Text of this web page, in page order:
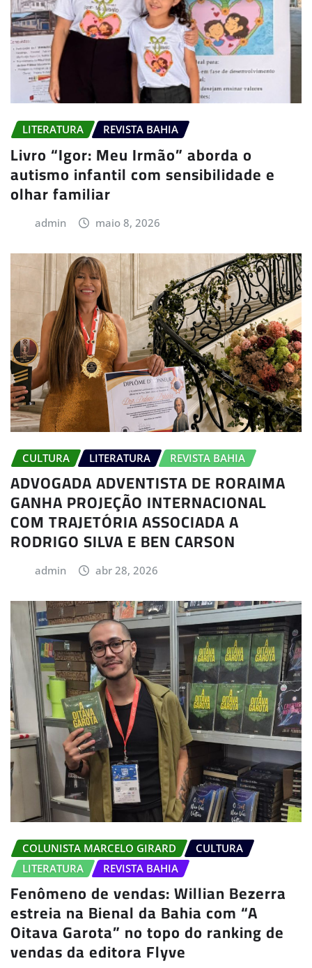
LITERATURA REVISTA BAHIA
Livro “Igor: Meu Irmão” aborda o
autismo infantil com sensibilidade e
olhar familiar
admin maio 8, 2026
CULTURA LITERATURA REVISTA BAHIA
ADVOGADA ADVENTISTA DE RORAIMA
GANHA PROJEÇÃO INTERNACIONAL
COM TRAJETÓRIA ASSOCIADA A
RODRIGO SILVA E BEN CARSON
admin abr 28, 2026
COLUNISTA MARCELO GIRARD
CULTURA
LITERATURA
REVISTA BAHIA
Fenômeno de vendas: Willian Bezerra
estreia na Bienal da Bahia com “A
Oitava Garota” no topo do ranking de
vendas da editora Flyve